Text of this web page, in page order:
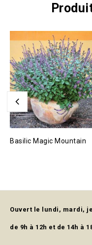
Basilic Magic Mountain
Ouvert le lundi, mardi,
de 9h à 12h et de 14h à